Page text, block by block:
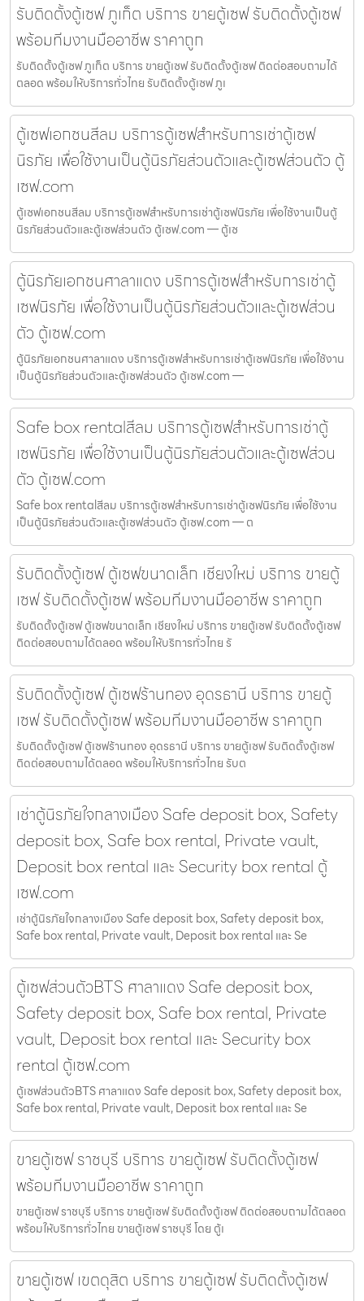
รับติดตั้งตู้เซฟ ภูเก็ต บริการ ขายตู้เซฟ รับติดตั้งตู้เซฟ
พร้อมทีมงานมืออาชีพ ราคาถูก
รับติดตั้งตู้เซฟ ภูเก็ต บริการ ขายตู้เซฟ รับติดตั้งตู้เซฟ ติดต่อสอบถามได้
ตลอด พร้อมให้บริการทั่วไทย รับติดตั้งตู้เซฟ ภูเ
ตู้เซฟเอกชนสีลม บริการตู้เซฟสำหรับการเช่าตู้เซฟ
นิรภัย เพื่อใช้งานเป็นตู้นิรภัยส่วนตัวและตู้เซฟส่วนตัว ตู้
เซฟ.com
ตู้เซฟเอกชนสีลม บริการตู้เซฟสำหรับการเช่าตู้เซฟนิรภัย เพื่อใช้งานเป็นตู้
นิรภัยส่วนตัวและตู้เซฟส่วนตัว ตู้เซฟ.com — ตู้เซ
ตู้นิรภัยเอกชนศาลาแดง บริการตู้เซฟสำหรับการเช่าตู้
เซฟนิรภัย เพื่อใช้งานเป็นตู้นิรภัยส่วนตัวและตู้เซฟส่วน
ตัว ตู้เซฟ.com
ตู้นิรภัยเอกชนศาลาแดง บริการตู้เซฟสำหรับการเช่าตู้เซฟนิรภัย เพื่อใช้งาน
เป็นตู้นิรภัยส่วนตัวและตู้เซฟส่วนตัว ตู้เซฟ.com —
Safe box rentalสีลม บริการตู้เซฟสำหรับการเช่าตู้
เซฟนิรภัย เพื่อใช้งานเป็นตู้นิรภัยส่วนตัวและตู้เซฟส่วน
ตัว ตู้เซฟ.com
Safe box rentalสีลม บริการตู้เซฟสำหรับการเช่าตู้เซฟนิรภัย เพื่อใช้งาน
เป็นตู้นิรภัยส่วนตัวและตู้เซฟส่วนตัว ตู้เซฟ.com — ต
รับติดตั้งตู้เซฟ ตู้เซฟขนาดเล็ก เชียงใหม่ บริการ ขายตู้
เซฟ รับติดตั้งตู้เซฟ พร้อมทีมงานมืออาชีพ ราคาถูก
รับติดตั้งตู้เซฟ ตู้เซฟขนาดเล็ก เชียงใหม่ บริการ ขายตู้เซฟ รับติดตั้งตู้เซฟ
ติดต่อสอบถามได้ตลอด พร้อมให้บริการทั่วไทย รั
รับติดตั้งตู้เซฟ ตู้เซฟร้านทอง อุดรธานี บริการ ขายตู้
เซฟ รับติดตั้งตู้เซฟ พร้อมทีมงานมืออาชีพ ราคาถูก
รับติดตั้งตู้เซฟ ตู้เซฟร้านทอง อุดรธานี บริการ ขายตู้เซฟ รับติดตั้งตู้เซฟ
ติดต่อสอบถามได้ตลอด พร้อมให้บริการทั่วไทย รับต
เช่าตู้นิรภัยใจกลางเมือง Safe deposit box, Safety
deposit box, Safe box rental, Private vault,
Deposit box rental และ Security box rental ตู้
เซฟ.com
เช่าตู้นิรภัยใจกลางเมือง Safe deposit box, Safety deposit box,
Safe box rental, Private vault, Deposit box rental และ Se
ตู้เซฟส่วนตัวBTS ศาลาแดง Safe deposit box,
Safety deposit box, Safe box rental, Private
vault, Deposit box rental และ Security box
rental ตู้เซฟ.com
ตู้เซฟส่วนตัวBTS ศาลาแดง Safe deposit box, Safety deposit box,
Safe box rental, Private vault, Deposit box rental และ Se
ขายตู้เซฟ ราชบุรี บริการ ขายตู้เซฟ รับติดตั้งตู้เซฟ
พร้อมทีมงานมืออาชีพ ราคาถูก
ขายตู้เซฟ ราชบุรี บริการ ขายตู้เซฟ รับติดตั้งตู้เซฟ ติดต่อสอบถามได้ตลอด
พร้อมให้บริการทั่วไทย ขายตู้เซฟ ราชบุรี โดย ตู้เ
ขายตู้เซฟ เขตดุสิต บริการ ขายตู้เซฟ รับติดตั้งตู้เซฟ